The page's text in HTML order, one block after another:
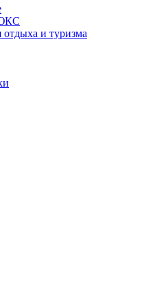
и туризма